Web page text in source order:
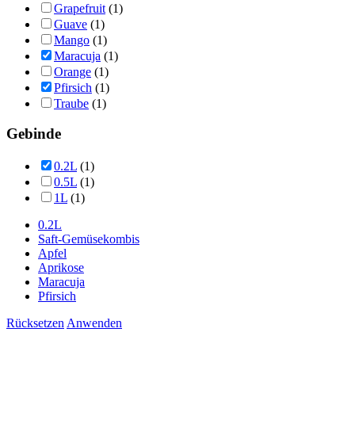
Grapefruit (1)
Guave (1)
Mango (1)
Maracuja (1)
Orange (1)
Pfirsich (1)
Traube (1)
Gebinde
0.2L (1)
0.5L (1)
1L (1)
0.2L
Saft-Gemüsekombis
Apfel
Aprikose
Maracuja
Pfirsich
Rücksetzen Anwenden